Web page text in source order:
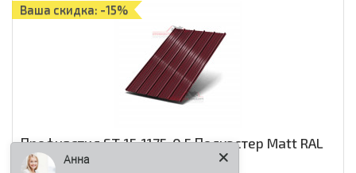
Ваша скидка: -15%
Профнастил ST-15-1175-0.5 Полиэстер Matt RAL
3005
Анна